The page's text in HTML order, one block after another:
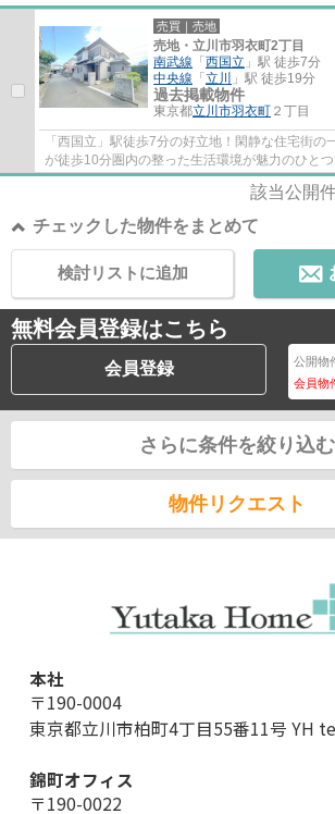
売買｜売地
売地・立川市羽衣町2丁目
南武線 「 西国立 」駅 徒歩7分
中央線 「 立川 」駅 徒歩19分
過去掲載物件
東京都立川市羽衣町 ２丁目
「西国立」駅徒歩7分の好立地！閑静な住宅街の
が徒歩10分圏内の整った生活環境が魅力のひと
該当公開
チェックした物件をまとめて
検討リストに追加
無料会員登録はこちら
会員登録 公開物
会員物
さらに条件を絞り込む
物件リクエスト
本社
〒190-0004
東京都立川市柏町4丁目55番11号 YH
錦町オフィス
〒190-0022